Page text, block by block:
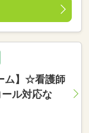
ム】☆看護師
ル対応な